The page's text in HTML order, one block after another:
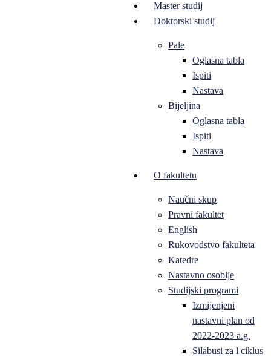
Master studij
Doktorski studij
Pale
Oglasna tabla
Ispiti
Nastava
Bijeljina
Oglasna tabla
Ispiti
Nastava
O fakultetu
Naučni skup
Pravni fakultet
English
Rukovodstvo fakulteta
Katedre
Nastavno osoblje
Studijski programi
Izmijenjeni
nastavni plan od
2022-2023 a.g.
Silabusi za l ciklus